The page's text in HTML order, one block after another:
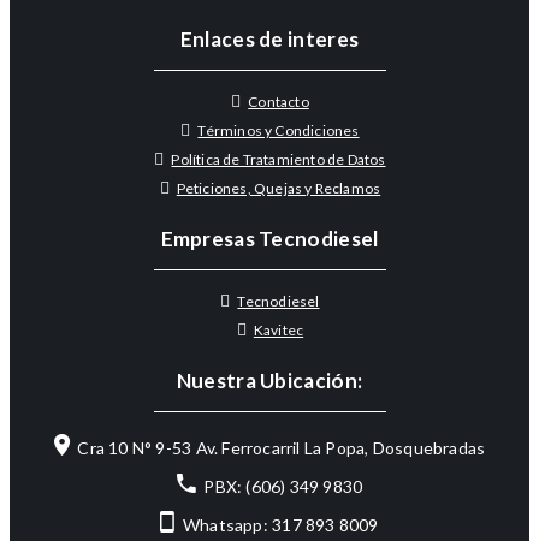
Enlaces de interes
Contacto
Términos y Condiciones
Política de Tratamiento de Datos
Peticiones, Quejas y Reclamos
Empresas Tecnodiesel
Tecnodiesel
Kavitec
Nuestra Ubicación:
Cra 10 N° 9-53 Av. Ferrocarril La Popa, Dosquebradas
PBX: (606) 349 9830
Whatsapp: 317 893 8009